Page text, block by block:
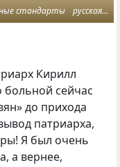
стандарты русская история
Кирилл
больной сейчас
до прихода
патриарха,
Я был очень
а вернее,